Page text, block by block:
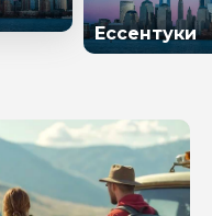
Ессентуки